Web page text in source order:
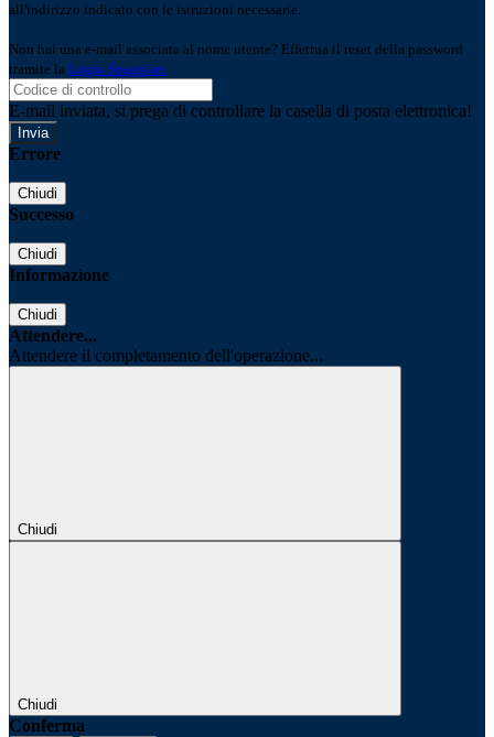
all'indirizzo indicato con le istruzioni necessarie.
Non hai una e-mail associata al nome utente? Effettua il reset della password
tramite la Login Spaggiari
E-mail inviata, si prega di controllare la casella di posta elettronica!
Errore
Chiudi
Successo
Chiudi
Informazione
Chiudi
Attendere...
Attendere il completamento dell'operazione...
Chiudi
Chiudi
Conferma